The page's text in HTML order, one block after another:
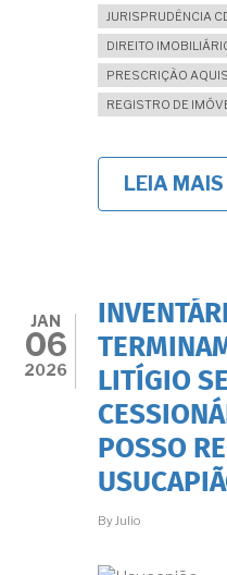
JURISPRUDÊNCIA
DIREITO
PRESCRIÇÃO
REGISTRO DE
LEIA MAIS
JAN
06
2026
LITÍGIO
POSSO
ByJulio